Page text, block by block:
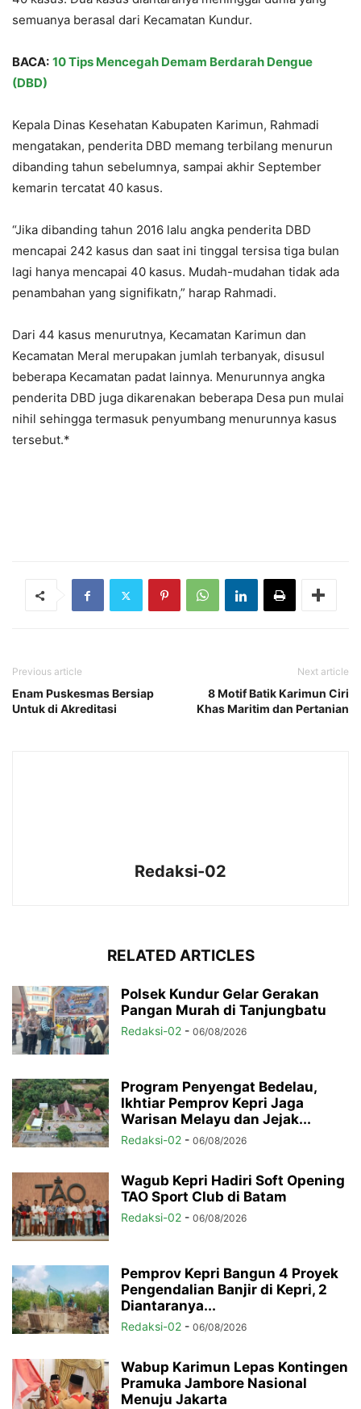
semuanya berasal dari Kecamatan Kundur.
BACA: 10 Tips Mencegah Demam Berdarah Dengue
(DBD)
Kepala Dinas Kesehatan Kabupaten Karimun, Rahmadi
mengatakan, penderita DBD memang terbilang menurun
dibanding tahun sebelumnya, sampai akhir September
kemarin tercatat 40 kasus.
“Jika dibanding tahun 2016 lalu angka penderita DBD
mencapai 242 kasus dan saat ini tinggal tersisa tiga bulan
lagi hanya mencapai 40 kasus. Mudah-mudahan tidak ada
penambahan yang signifikatn,” harap Rahmadi.
Dari 44 kasus menurutnya, Kecamatan Karimun dan
Kecamatan Meral merupakan jumlah terbanyak, disusul
beberapa Kecamatan padat lainnya. Menurunnya angka
penderita DBD juga dikarenakan beberapa Desa pun mulai
nihil sehingga termasuk penyumbang menurunnya kasus
tersebut.*
Previous article
Enam Puskesmas Bersiap
Untuk di Akreditasi
Next article
8 Motif Batik Karimun Ciri
Khas Maritim dan Pertanian
Redaksi-02
RELATED ARTICLES
Polsek Kundur Gelar Gerakan
Pangan Murah di Tanjungbatu
Redaksi-02 - 06/08/2026
Program Penyengat Bedelau,
Ikhtiar Pemprov Kepri Jaga
Warisan Melayu dan Jejak...
Redaksi-02 - 06/08/2026
Wagub Kepri Hadiri Soft Opening
TAO Sport Club di Batam
Redaksi-02 - 06/08/2026
Pemprov Kepri Bangun 4 Proyek
Pengendalian Banjir di Kepri, 2
Diantaranya...
Redaksi-02 - 06/08/2026
Wabup Karimun Lepas Kontingen
Pramuka Jambore Nasional
Menuju Jakarta